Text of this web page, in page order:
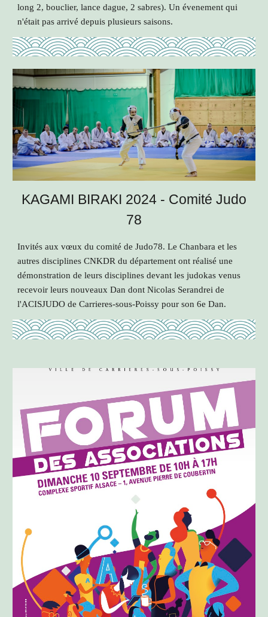
long 2, bouclier, lance dague, 2 sabres). Un évenement qui
n'était pas arrivé depuis plusieurs saisons.
KAGAMI BIRAKI 2024 - Comité Judo
78
Invités aux vœux du comité de Judo78. Le Chanbara et les
autres disciplines CNKDR du département ont réalisé une
démonstration de leurs disciplines devant les judokas venus
recevoir leurs nouveaux Dan dont Nicolas Serandrei de
l'ACISJUDO de Carrieres-sous-Poissy pour son 6e Dan.